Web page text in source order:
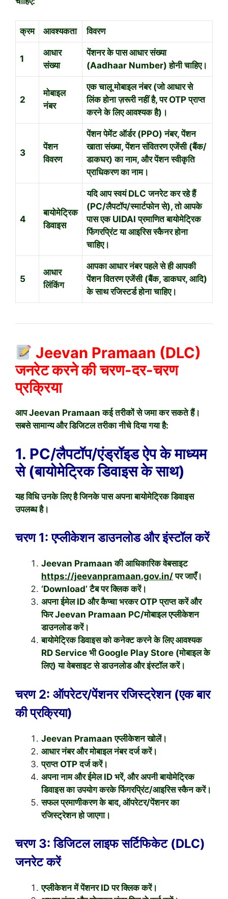
क्रम आवश्यकता विवरण
1
आधार
संख्या
पेंशनर के पास आधार संख्या
(Aadhaar Number) होनी चाहिए।
2
मोबाइल
नंबर
एक चालू मोबाइल नंबर (जो आधार से
लिंक होना ज़रूरी नहीं है, पर OTP प्राप्त
करने के लिए आवश्यक है)।
3
पेंशन
विवरण
पेंशन पेमेंट ऑर्डर (PPO) नंबर, पेंशन
खाता संख्या, पेंशन संवितरण एजेंसी (बैंक/
डाकघर) का नाम, और पेंशन स्वीकृति
प्राधिकरण का नाम।
4
बायोमेट्रिक
डिवाइस
यदि आप स्वयं DLC जनरेट कर रहे हैं
(PC/लैपटॉप/स्मार्टफोन से), तो आपके
पास एक UIDAI प्रमाणित बायोमेट्रिक
फिंगरप्रिंट या आइरिस स्कैनर होना
चाहिए।
5
आधार
लिंकिंग
आपका आधार नंबर पहले से ही आपकी
पेंशन वितरण एजेंसी (बैंक, डाकघर, आदि)
के साथ रजिस्टर्ड होना चाहिए।
Jeevan Pramaan (DLC)
जनरेट करने की चरण-दर-चरण
प्रक्रिया
आप Jeevan Pramaan कई तरीकों से जमा कर सकते हैं।
सबसे सामान्य और डिजिटल तरीका नीचे दिया गया है:
1. PC/लैपटॉप/एंड्रॉइड ऐप के माध्यम
से (बायोमेट्रिक डिवाइस के साथ)
यह विधि उनके लिए है जिनके पास अपना बायोमेट्रिक डिवाइस
उपलब्ध है।
चरण 1: एप्लीकेशन डाउनलोड और इंस्टॉल करें
Jeevan Pramaan की आधिकारिक वेबसाइट
https://jeevanpramaan.gov.in/पर जाएँ।
‘Download’ टैब पर क्लिक करें।
अपना ईमेल ID और कैप्चा भरकर OTP प्राप्त करें और
फिर Jeevan Pramaan PC/मोबाइल एप्लीकेशन
डाउनलोड करें।
बायोमेट्रिक डिवाइस को कनेक्ट करने के लिए आवश्यक
RD Service भी Google Play Store (मोबाइल के
लिए) या वेबसाइट से डाउनलोड और इंस्टॉल करें।
चरण 2: ऑपरेटर/पेंशनर रजिस्ट्रेशन (एक बार
की प्रक्रिया)
Jeevan Pramaan एप्लीकेशन खोलें।
आधार नंबर और मोबाइल नंबर दर्ज करें।
प्राप्त OTP दर्ज करें।
अपना नाम और ईमेल ID भरें, और अपनी बायोमेट्रिक
डिवाइस का उपयोग करके फिंगरप्रिंट/आइरिस स्कैन करें।
सफल प्रमाणीकरण के बाद, ऑपरेटर/पेंशनर का
रजिस्ट्रेशन हो जाएगा।
चरण 3: डिजिटल लाइफ सर्टिफिकेट (DLC)
जनरेट करें
एप्लीकेशन में पेंशनर ID पर क्लिक करें।